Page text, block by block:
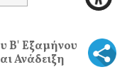
B' Εξαμήνου
Ανάδειξη